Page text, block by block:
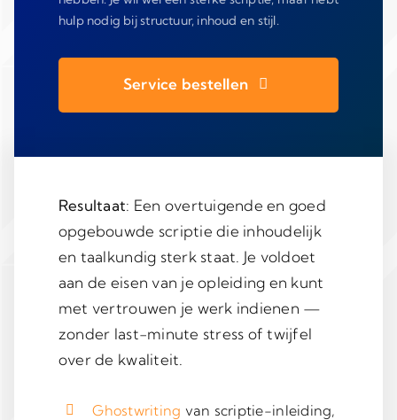
hulp nodig bij structuur, inhoud en stijl.
Service bestellen
Resultaat: Een overtuigende en goed
opgebouwde scriptie die inhoudelijk
en taalkundig sterk staat. Je voldoet
aan de eisen van je opleiding en kunt
met vertrouwen je werk indienen —
zonder last-minute stress of twijfel
over de kwaliteit.
Ghostwriting van scriptie-inleiding,